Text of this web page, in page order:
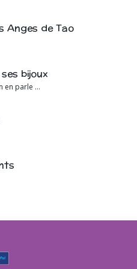
Anges de Tao
bijoux
en parle ...